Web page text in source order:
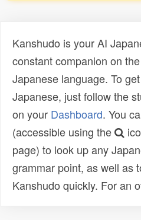
Kanshudo is your AI
constant companion on
Japanese language. To
Japanese, just follow the
on your Dashboard. You
(accessible using the
page) to look up any
grammar point, as well as
Kanshudo quickly. For an